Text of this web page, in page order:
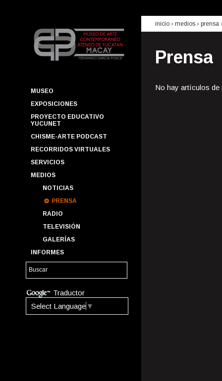
MUSEO
EXPOSICIONES
PROYECTO EDUCATIVO
YUCUNET
CHISME-ARTE PODCAST
RECORRIDOS VIRTUALES
SERVICIOS
MEDIOS
NOTICIAS
PRENSA
RADIO
TELEVISIÓN
GALERÍAS
INFORMES
Traductor
Select Language ▼
inicio › medios › prensa
Prensa
No hay artículos de